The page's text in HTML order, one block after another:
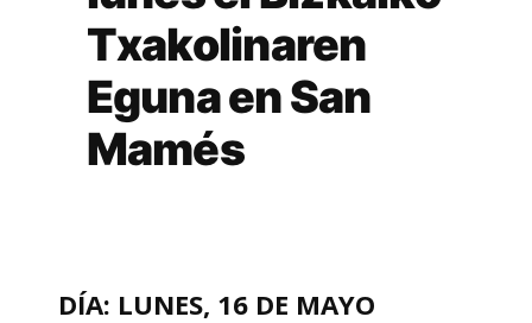
Txakolinaren
Eguna en San
Mamés
DÍA: LUNES, 16 DE MAYO